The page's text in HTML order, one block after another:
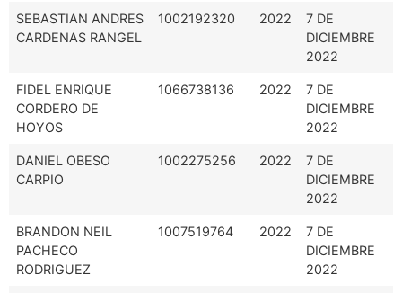
SEBASTIAN ANDRES
CARDENAS RANGEL
1002192320 2022
7 DE
DICIEMBRE
2022
FIDEL ENRIQUE
CORDERO DE
HOYOS
1066738136 2022
7 DE
DICIEMBRE
2022
DANIEL OBESO
CARPIO
1002275256 2022
7 DE
DICIEMBRE
2022
BRANDON NEIL
PACHECO
RODRIGUEZ
1007519764 2022
7 DE
DICIEMBRE
2022